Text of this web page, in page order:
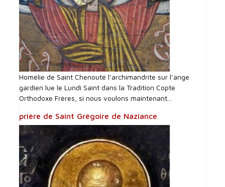
Homélie de Saint Chenouté l’archimandrite sur l’ange
gardien lue le Lundi Saint dans la Tradition Copte
Orthodoxe Frères, si nous voulons maintenant...
prière de Saint Grégoire de Naziance